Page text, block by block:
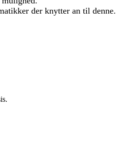
der knytter an til denne.